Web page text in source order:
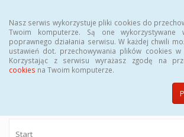
Nasz serwis wykorzystuje pliki cookies do
Twoim komputerze. Są one wykorzystywane
poprawnego działania serwisu. W każdej chwili
ustawień dot. przechowywania plików cookies w
Korzystając z serwisu wyrażasz zgodę na
cookies na Twoim komputerze.
BIULETYN INFORMACJI
Urzędu Miasta
Start